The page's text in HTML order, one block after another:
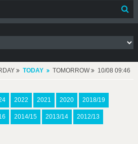
TODAY TOMORROW 10/08 09:46
2022 2021 2020 2018/19
2014/15 2013/14 2012/13